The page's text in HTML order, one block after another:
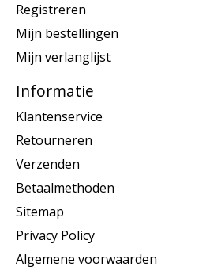
Registreren
Mijn bestellingen
Mijn verlanglijst
Informatie
Klantenservice
Retourneren
Verzenden
Betaalmethoden
Sitemap
Privacy Policy
Algemene voorwaarden